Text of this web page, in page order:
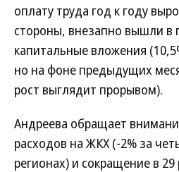
оплату труда год к году
стороны, внезапно вышли в
капитальные вложения
но на фоне предыдущих
рост выглядит прорывом).
Андреева обращает
расходов на ЖКХ (-2% за
регионах) и сокращение в